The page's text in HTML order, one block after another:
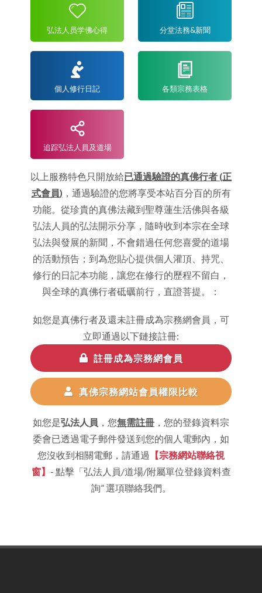
弘法人员学佛心得 分堂法務&新聞
個人修行日記 各類宗務表格
追踪弘法人員及道場
以上服務特色只開放給已通過驗證的真佛行者 (正
式會員) ，通過驗證的您將享受本站百分百的所有
功能。從珍貴的真佛法藏到聖尊蓮生活佛與各級
弘法人員的弘法開示分享，隨時收到本宗在全球
弘法與發展的新聞，不會錯過任何您喜愛的道場
的活動預告；到為您貼心提供個人灌頂、持咒、
修行的日記本功能，讓您在修行的歷程不留白，
與全球的真佛行者砥礪前行，直證菩提。：
如您是真佛行者及還未註冊成為宗務網會員，可
立即通過以下鏈接註冊:
註冊成為宗務網會員
真佛宗務網站會員權限比較
如您是弘法人員 ，您無需註冊 ，您的登錄資料宗
委會已透過電子郵件發送到您的個人電郵內，如
您沒收到相關電郵，請通過
【宗務網站聯絡視
窗】 - 點擊「弘法人員/道場/附屬單位登錄資料查
詢” 選項聯絡我們。